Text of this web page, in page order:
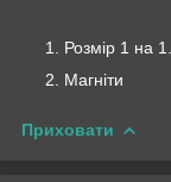
Розмір 1 на
Магніти
Приховати